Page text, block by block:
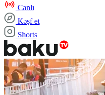
Canlı
Kəşf et
Shorts